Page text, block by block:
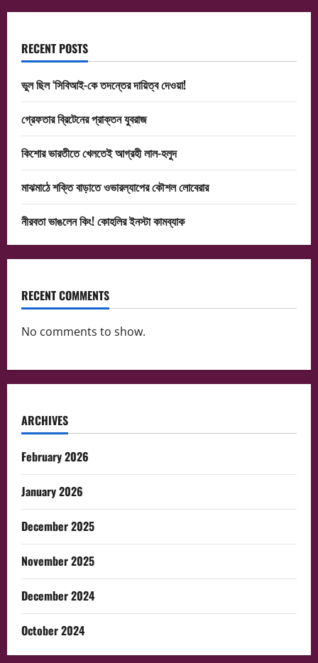
RECENT POSTS
ভুল ছিল ‘সিবিআই-কে তদন্তের দায়িত্ব দেওয়া!
গ্রেফতার ব্রিটেনের প্রাক্তন যুবরাজ
কিশোর ভারতীতে খেলতেই আগ্রহী লাল-হলুদ
মাঝমাঠে শক্তি বাড়াতে ওভারল্যাপের কৌশল লোবেরার
নীরবতা ভাঙলেন কিং! কোহলির ইনস্টা কামব্যাক
RECENT COMMENTS
No comments to show.
ARCHIVES
February 2026
January 2026
December 2025
November 2025
December 2024
October 2024